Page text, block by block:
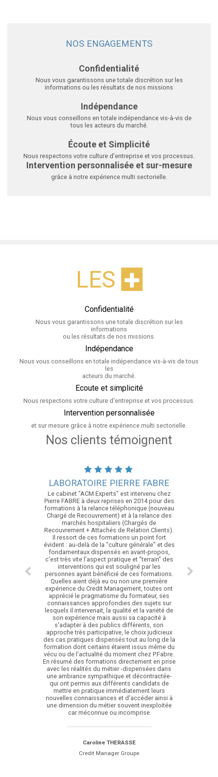
NOS ENGAGEMENTS
Confidentialité
Nous vous garantissons une totale discrétion sur les
informations ou les résultats de nos missions
Indépendance
Nous vous conseillons en totale indépendance vis-à-vis de
tous les acteurs du marché.
Écoute et Simplicité
Nous respectons votre culture d’entreprise et vos processus.
Intervention personnalisée et sur-mesure
grâce à notre expérience multi sectorielle.
LES
Confidentialité
Nous vous garantissons une totale discrétion sur les
informations
ou les résultats de nos missions.
Indépendance
Nous vous conseillons en totale indépendance vis-à-vis de tous
les
acteurs du marché.
Ecoute et simplicité
Nous respectons votre culture d'entreprise et vos processus.
Intervention personnalisée
et sur mesure grâce à notre expérience multi sectorielle.
Nos clients témoignent
LABORATOIRE PIERRE FABRE
Le cabinet "ACM Experts" est intervenu chez
Pierre FABRE à deux reprises en 2014 pour des
formations à la relance téléphonique (nouveau
Chargé de Recouvrement) et à la relance des
marchés hospitaliers (Chargés de
Recouvrement + Attachés de Relation Clients).
Il ressort de ces formations un point fort
évident : au-delà de la "culture générale" et des
fondamentaux dispensés en avant-propos,
c'est très vite l'aspect pratique et "terrain" des
interventions qui est souligné par les
personnes ayant bénéficié de ces formations.
Quelles aient déjà eu ou non une première
expérience du Credit Management, toutes ont
apprécié le pragmatisme du formateur, ses
connaissances approfondies des sujets sur
lesquels il intervenait, la qualité et la variété de
son expérience mais aussi sa capacité à
s'adapter à des publics différents, son
approche très participative, le choix judicieux
des cas pratiques dispensés tout au long de la
formation dont certains étaient issus même du
vécu ou de l'actualité du moment chez P.Fabre.
En résumé des formations directement en prise
avec les réalités du métier -dispensées dans
une ambiance sympathique et décontractée-
qui ont permis aux différents candidats de
mettre en pratique immédiatement leurs
nouvelles connaissances et d'accéder ainsi à
une dimension du métier souvent inexploitée
car méconnue ou incomprise
Caroline THERASSE
Credit Manager Groupe